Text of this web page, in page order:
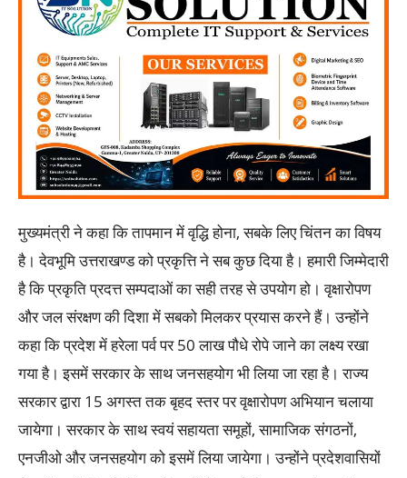
मुख्यमंत्री ने कहा कि तापमान में वृद्धि होना, सबके लिए चिंतन का विषय
है। देवभूमि उत्तराखण्ड को प्रकृत्ति ने सब कुछ दिया है। हमारी जिम्मेदारी
है कि प्रकृति प्रदत्त सम्पदाओं का सही तरह से उपयोग हो। वृक्षारोपण
और जल संरक्षण की दिशा में सबको मिलकर प्रयास करने हैं। उन्होंने
कहा कि प्रदेश में हरेला पर्व पर 50 लाख पौधे रोपे जाने का लक्ष्य रखा
गया है। इसमें सरकार के साथ जनसहयोग भी लिया जा रहा है। राज्य
सरकार द्वारा 15 अगस्त तक बृहद स्तर पर वृक्षारोपण अभियान चलाया
जायेगा। सरकार के साथ स्वयं सहायता समूहों, सामाजिक संगठनों,
एनजीओ और जनसहयोग को इसमें लिया जायेगा। उन्होंने प्रदेशवासियों